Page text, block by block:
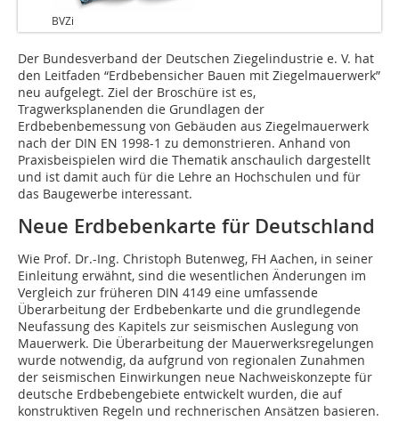
BVZi
Der Bundesverband der Deutschen Ziegelindustrie e. V. hat
den Leitfaden “Erdbebensicher Bauen mit Ziegelmauerwerk”
neu aufgelegt. Ziel der Broschüre ist es,
Tragwerksplanenden die Grundlagen der
Erdbebenbemessung von Gebäuden aus Ziegelmauerwerk
nach der DIN EN 1998-1 zu demonstrieren. Anhand von
Praxisbeispielen wird die Thematik anschaulich dargestellt
und ist damit auch für die Lehre an Hochschulen und für
das Baugewerbe interessant.
Neue Erdbebenkarte für Deutschland
Wie Prof. Dr.-Ing. Christoph Butenweg, FH Aachen, in seiner
Einleitung erwähnt, sind die wesentlichen Änderungen im
Vergleich zur früheren DIN 4149 eine umfassende
Überarbeitung der Erdbebenkarte und die grundlegende
Neufassung des Kapitels zur seismischen Auslegung von
Mauerwerk. Die Überarbeitung der Mauerwerksregelungen
wurde notwendig, da aufgrund von regionalen Zunahmen
der seismischen Einwirkungen neue Nachweiskonzepte für
deutsche Erdbebengebiete entwickelt wurden, die auf
konstruktiven Regeln und rechnerischen Ansätzen basieren.